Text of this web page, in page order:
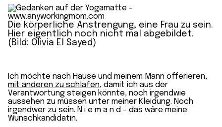
Die körperliche Anstrengung, eine Frau zu sein.
Hier eigentlich noch nicht mal abgebildet.
(Bild: Olivia El Sayed)
Ich möchte nach Hause und meinem Mann offerieren,
mit anderen zu schlafen, damit ich aus der
Verantwortung steigen könnte, noch irgendwie
aussehen zu müssen unter meiner Kleidung. Noch
irgendwer zu sein. N i e m a n d – das wäre meine
Wunschkandidatin.